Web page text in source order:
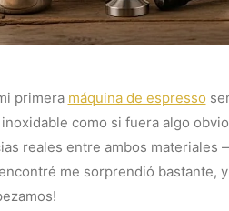
primera máquina de espresso
como si fuera algo
reales entre ambos
me sorprendió bastante,